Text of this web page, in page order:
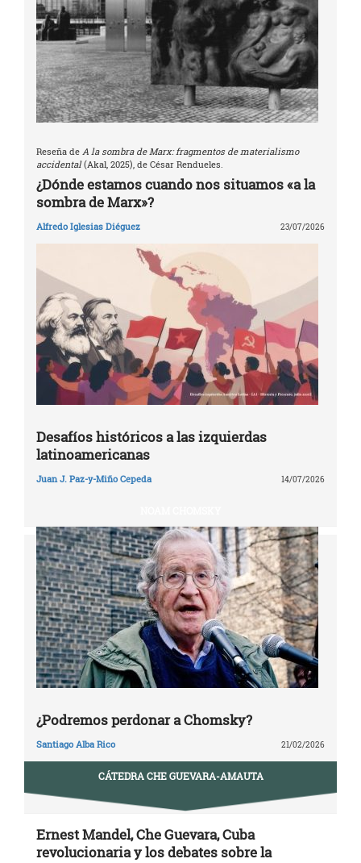
Reseña de A la sombra de Marx: fragmentos de materialismo
accidental(Akal, 2025), de César Rendueles.
¿Dónde estamos cuando nos situamos «a la
sombra de Marx»?
Alfredo Iglesias Diéguez 23/07/2026
Desafíos históricos a las izquierdas
latinoamericanas
Juan J. Paz-y-Miño Cepeda 14/07/2026
¿Podremos perdonar a Chomsky?
Santiago Alba Rico 21/02/2026
CÁTEDRA CHE GUEVARA-AMAUTA
Ernest Mandel, Che Guevara, Cuba
revolucionaria y los debates sobre la